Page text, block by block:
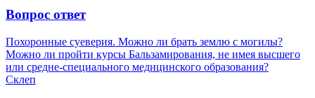
Вопрос ответ
Похоронные суеверия. Можно ли брать землю с могилы?
Можно ли пройти курсы Бальзамирования, не имея высшего
или средне-специального медицинского образования?
Склеп